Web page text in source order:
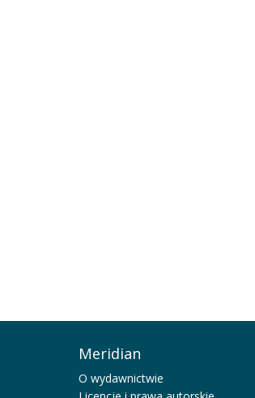
Meridian
O wydawnictwie